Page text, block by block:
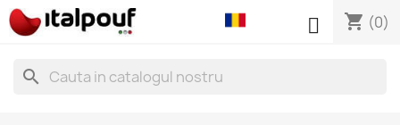
shopping_cart (0)

search